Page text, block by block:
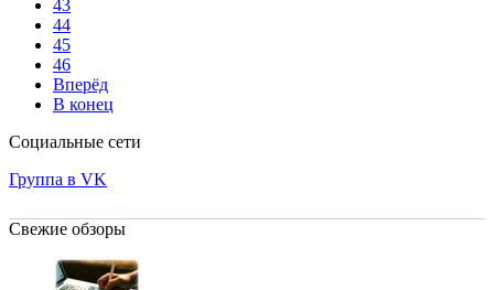
43
44
45
46
Вперёд
В конец
Социальные сети
Группа в VK
Свежие обзоры